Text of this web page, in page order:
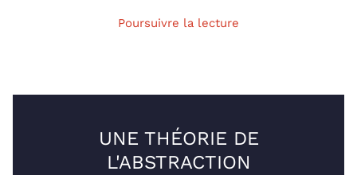
Poursuivre la lecture
UNE THÉORIE DE
L'ABSTRACTION